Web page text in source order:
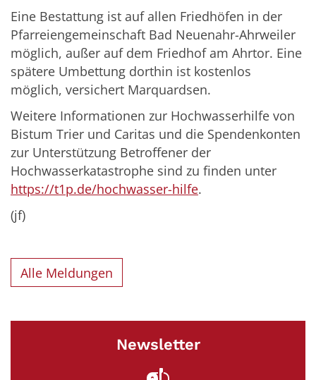
Eine Bestattung ist auf allen Friedhöfen in der
Pfarreiengemeinschaft Bad Neuenahr-Ahrweiler
möglich, außer auf dem Friedhof am Ahrtor. Eine
spätere Umbettung dorthin ist kostenlos
möglich, versichert Marquardsen.
Weitere Informationen zur Hochwasserhilfe von
Bistum Trier und Caritas und die Spendenkonten
zur Unterstützung Betroffener der
Hochwasserkatastrophe sind zu finden unter
https://t1p.de/hochwasser-hilfe.
(jf)
Alle Meldungen
Newsletter